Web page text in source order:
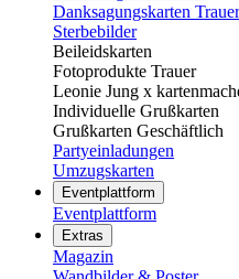
Danksagungskarten Trauer
Sterbebilder
Beileidskarten
Fotoprodukte Trauer
Leonie Jung x
Individuelle Grußkarten
Grußkarten Geschäftlich
Partyeinladungen
Umzugskarten
Eventplattform
Eventplattform
Extras
Magazin